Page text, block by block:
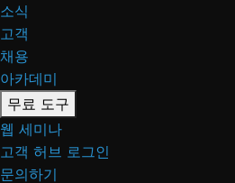
소식
고객
채용
아카데미
무료 도구
웹 세미나
고객 허브 로그인
문의하기